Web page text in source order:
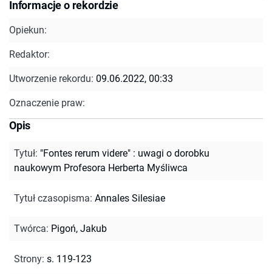
Informacje o rekordzie
Opiekun:
Redaktor:
Utworzenie rekordu: 09.06.2022, 00:33
Oznaczenie praw:
Opis
Tytuł: "Fontes rerum videre" : uwagi o dorobku
naukowym Profesora Herberta Myśliwca
Tytuł czasopisma: Annales Silesiae
Twórca: Pigoń, Jakub
Strony: s. 119-123